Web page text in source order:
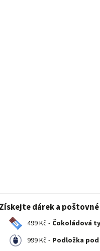
Získejte dárek a poštovné
499 Kč - Čokoládová
999 Kč - Podložka pod